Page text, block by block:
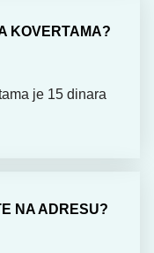
KOVERTAMA?
je 15 dinara
NA ADRESU?